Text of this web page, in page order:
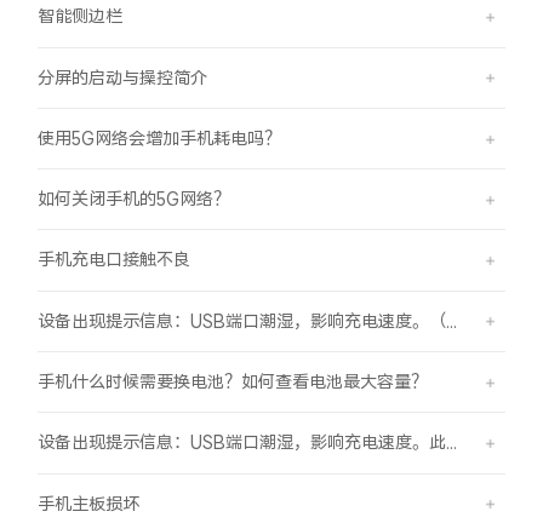
智能侧边栏
分屏的启动与操控简介
使用5G网络会增加手机耗电吗？
如何关闭手机的5G网络？
手机充电口接触不良
手机什么时候需要换电池？如何查看电池最大容量？
设备出现提示信息：USB端口潮湿，影响充电速度。此时设备不能充电或充电速度变慢。
手机主板损坏